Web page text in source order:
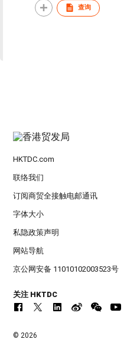
查询
HKTDC.com
联络我们
订阅商贸全接触电邮通讯
字体大小
私隐政策声明
网站导航
京公网安备 11010102003523号
关注 HKTDC
© 2026